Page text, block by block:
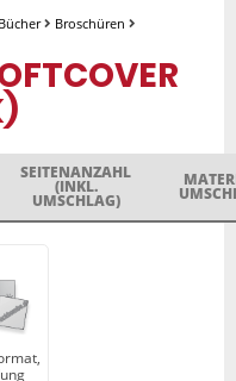
Broschüren
SEITENANZAHL
(INKL.
UMSCHLAG)